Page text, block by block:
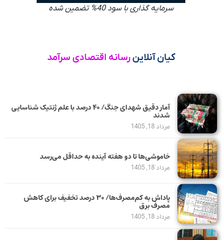
سرمایه گذاری با سود 40% تضمین شده
کیان آنلاینرسانه اقتصادی سرآمد
آمار دقیق شهدای جنگ/ ۴۰ درصد با علم ژنتیک شناسایی
شدند
مرداد 18, 1405
خاموشی‌ها تا دو هفته آینده به حداقل می‌رسد
مرداد 18, 1405
پاداش به کم‌مصرف‌ها/ ۳۰ درصد تخفیف برای کاهش
مصرف برق
مرداد 18, 1405